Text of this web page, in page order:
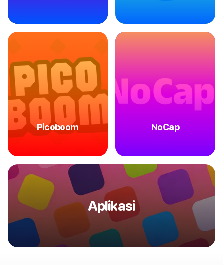
Picoboom NoCap
Aplikasi